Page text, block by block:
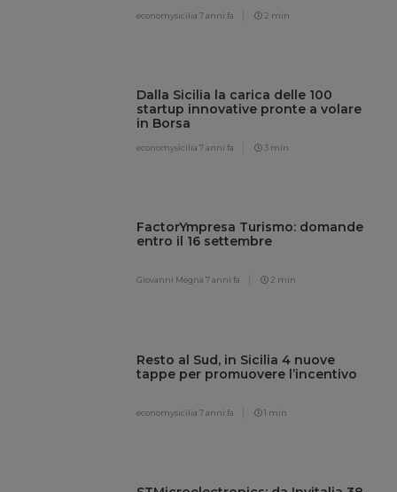
economysicilia7 anni fa 2 min
Dalla Sicilia la carica delle 100
startup innovative pronte a volare
in Borsa
economysicilia7 anni fa 3 min
FactorYmpresa Turismo: domande
entro il 16 settembre
Giovanni Megna7 anni fa 2 min
Resto al Sud, in Sicilia 4 nuove
tappe per promuovere l’incentivo
economysicilia7 anni fa 1 min